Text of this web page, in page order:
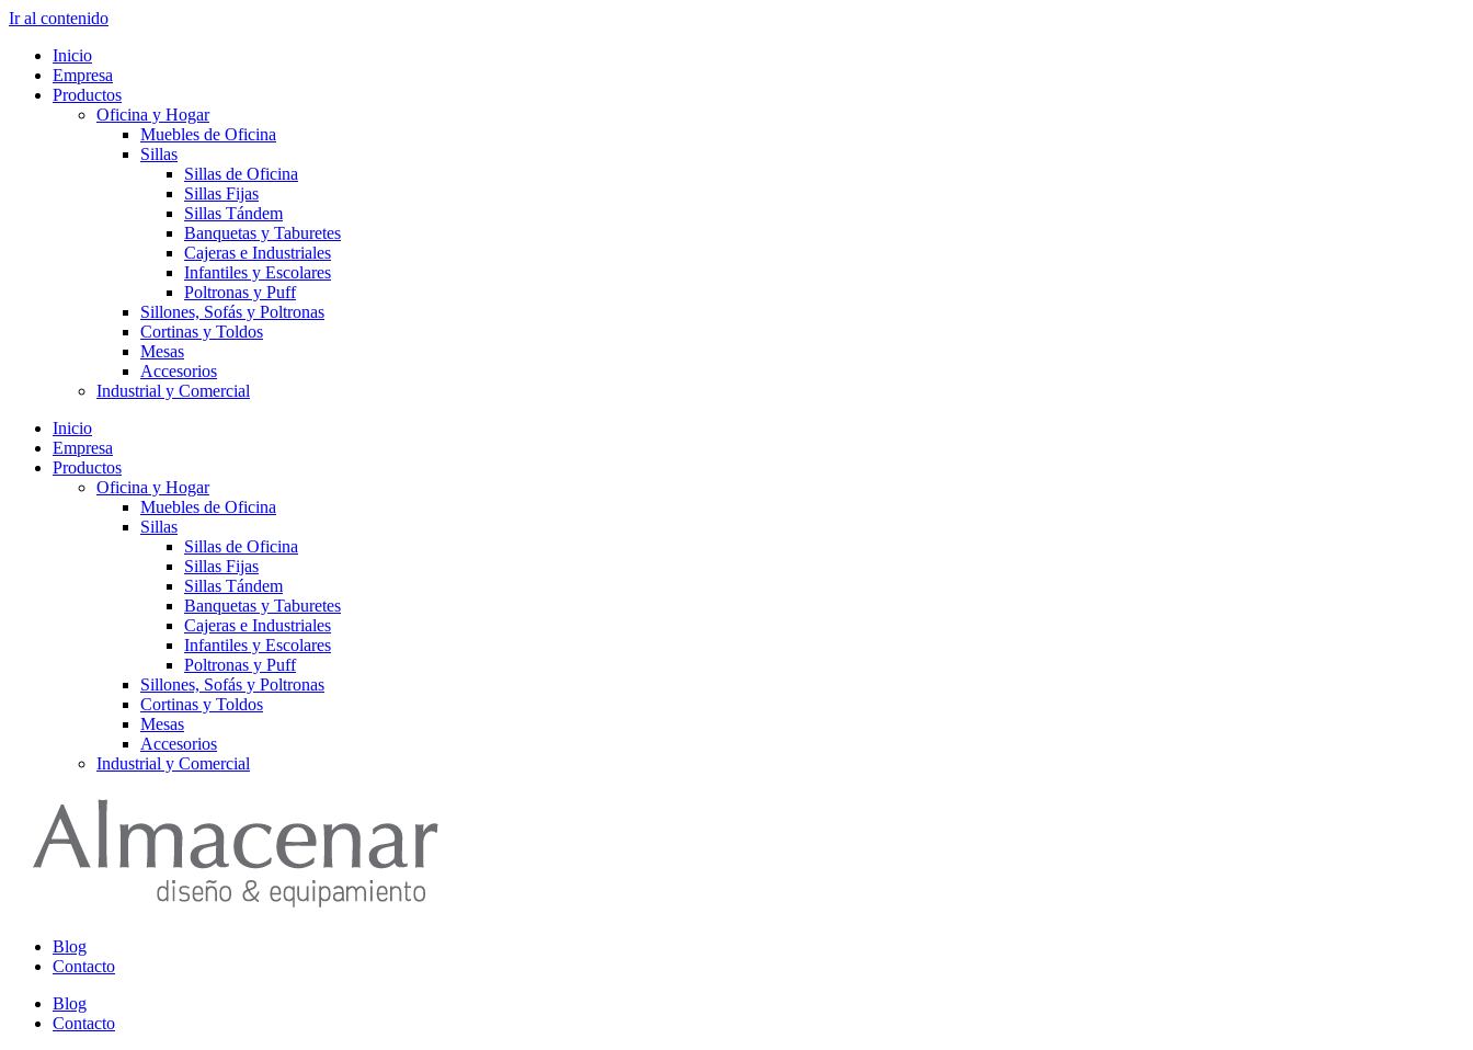
Ir al contenido
Inicio
Empresa
Productos
Oficina y Hogar
Muebles de Oficina
Sillas
Sillas de Oficina
Sillas Fijas
Sillas Tándem
Banquetas y Taburetes
Cajeras e Industriales
Infantiles y Escolares
Poltronas y Puff
Sillones, Sofás y Poltronas
Cortinas y Toldos
Mesas
Accesorios
Industrial y Comercial
Inicio
Empresa
Productos
Oficina y Hogar
Muebles de Oficina
Sillas
Sillas de Oficina
Sillas Fijas
Sillas Tándem
Banquetas y Taburetes
Cajeras e Industriales
Infantiles y Escolares
Poltronas y Puff
Sillones, Sofás y Poltronas
Cortinas y Toldos
Mesas
Accesorios
Industrial y Comercial
Blog
Contacto
Blog
Contacto